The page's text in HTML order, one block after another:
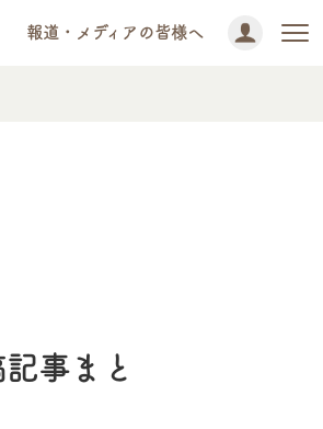
報道・メディアの皆様へ
事まと